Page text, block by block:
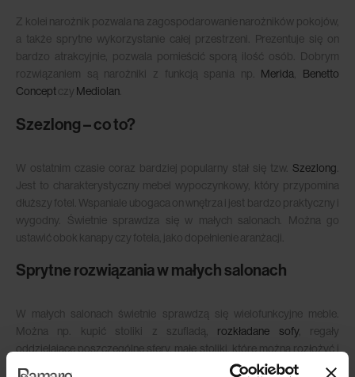
Z kolei narożnik pozwala na zagospodarowanie narożników pokojów,
a także sprytne wykorzystanie całej przestrzeni. Prezentuje się on
bardzo atrakcyjnie, pozwala pomieścić sporą ilość osób. Dobrym
rozwiązaniem są narożniki z funkcją spania np. Merida
Benetto
Concept czy Mediolan
Szezlong – co to?
W ostatnim czasie coraz bardziej popularny stał się tzw. Szezlong
Jest to charakterystyczny mebel wypoczynkowy, który przypomina
dłuższy fotel. Wspaniale ubogaca on wnętrza i jest bardzo praktyczny i
wygodny. Świetnie sprawdza się w małych salonach. Można go
ustawić obok kanapy czy fotela, jako dopełnienie aranżacji.
Sprytne rozwiązania w małych salonach
W małych salonach świetnie sprawdzą się wielofunkcyjne meble.
Można np. kupić stoliki z szufladą, rozkładane sofy, regały
oddzielające poszczególne sfery, małe stoliki, które można rozłożyć i
zmienić w stół dla całej rodziny. Możliwości jest naprawdę wiele.